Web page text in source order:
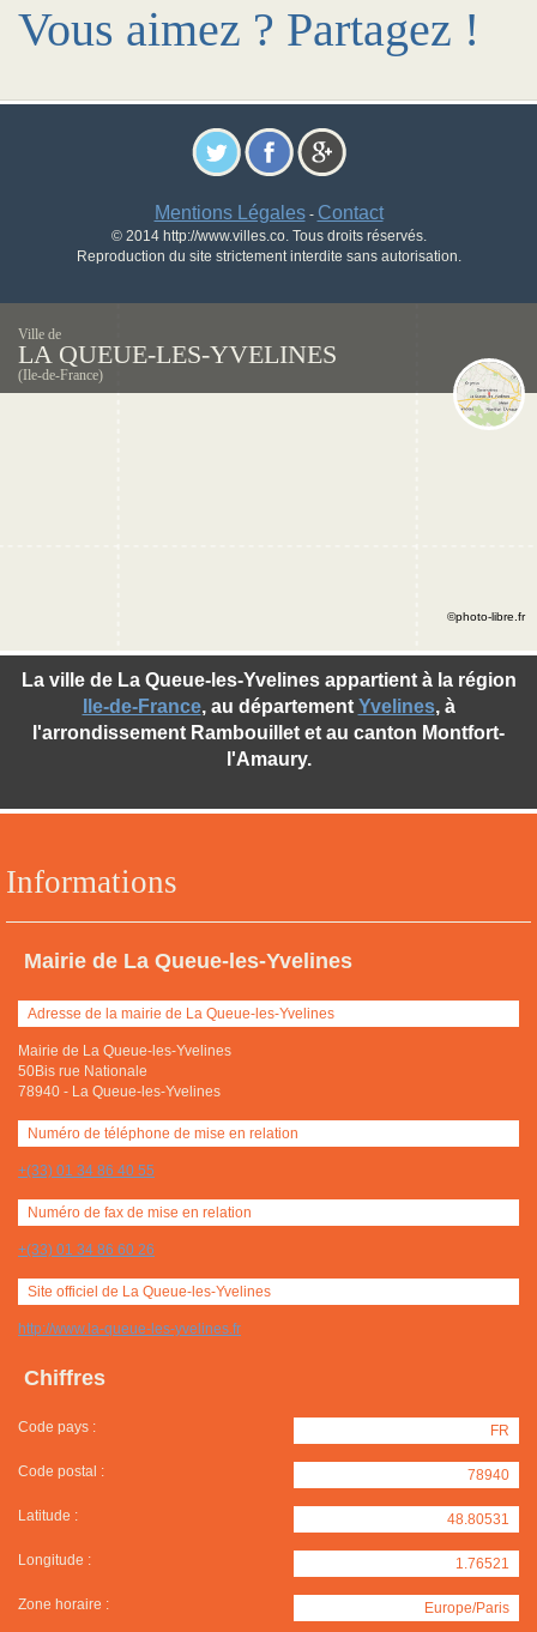
Vous aimez ? Partagez !
Mentions Légales- Contact
© 2014 http://www.villes.co. Tous droits réservés.
Reproduction du site strictement interdite sans autorisation.
Ville de
LA QUEUE-LES-YVELINES
(Ile-de-France)
Informations
Mairie de La Queue-les-Yvelines
Adresse de la mairie de La Queue-les-Yvelines
Mairie de La Queue-les-Yvelines
50Bis rue Nationale
78940 - La Queue-les-Yvelines
Numéro de téléphone de mise en relation
+(33) 01 34 86 40 55
Numéro de fax de mise en relation
+(33) 01 34 86 60 26
Site officiel de La Queue-les-Yvelines
http://www.la-queue-les-yvelines.fr
Chiffres
Code pays : FR
Code postal : 78940
Latitude : 48.80531
Longitude : 1.76521
Zone horaire : Europe/Paris
La ville de La Queue-les-Yvelines appartient à la région
Ile-de-France, au département Yvelines, à
l'arrondissement Rambouillet et au canton Montfort-
l'Amaury.
©photo-libre.fr